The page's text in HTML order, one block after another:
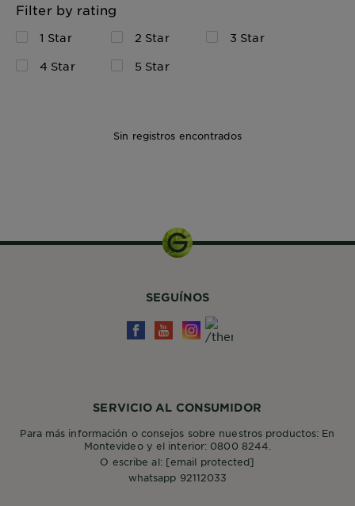
Filter by rating
1 Star 2 Star
3 Star
4 Star
5 Star
Sin registros encontrados
SERVICIO AL CONSUMIDOR
Para más información o consejos sobre nuestros productos: En
Montevideo y el interior: 0800 8244.
O escribe al: [email protected]
whatsapp 92112033
SEGUÍNOS